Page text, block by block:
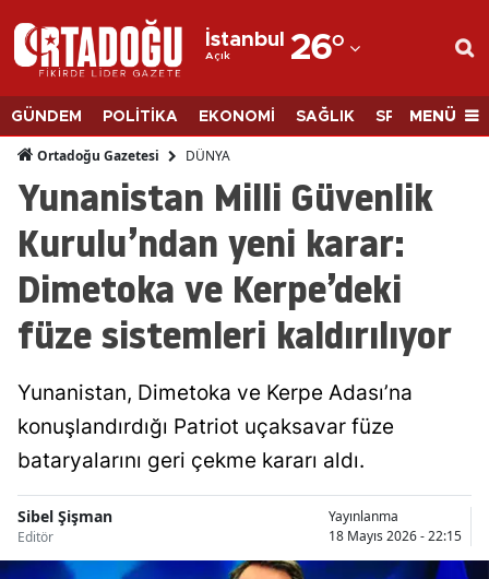
İstanbul
Açık 26°
Adana
Adıyaman
Afyonkarahisar
Ağrı
Amasya
Ankara
Antalya
Aydın
Balıkesir
Bingöl
GÜNDEM POLİTİKA EKONOMİ SAĞLIK SPORMENÜ
Ortadoğu Gazetesi DÜNYA
Yunanistan Milli Güvenlik
Kurulu’ndan yeni karar:
Dimetoka ve Kerpe’deki
füze sistemleri kaldırılıyor
Yunanistan, Dimetoka ve Kerpe Adası’na
konuşlandırdığı Patriot uçaksavar füze
bataryalarını geri çekme kararı aldı.
Sibel Şişman
Editör
Yayınlanma
18 Mayıs 2026 - 22:15